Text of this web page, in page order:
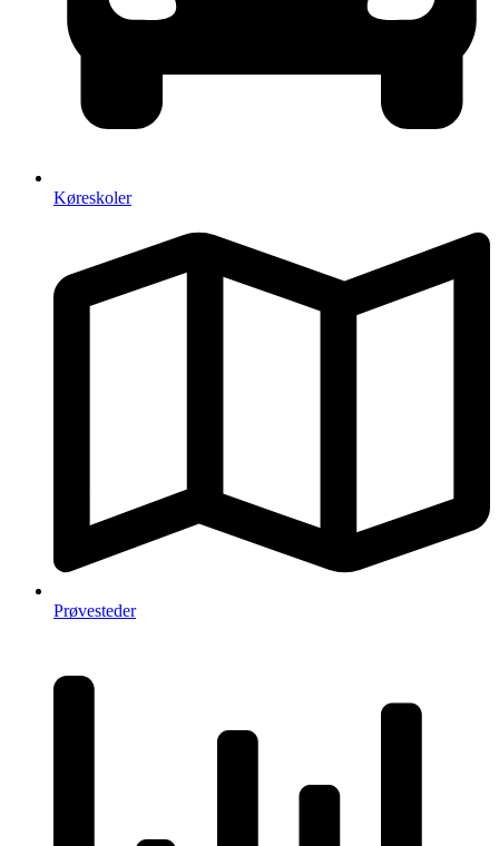
Køreskoler
Prøvesteder